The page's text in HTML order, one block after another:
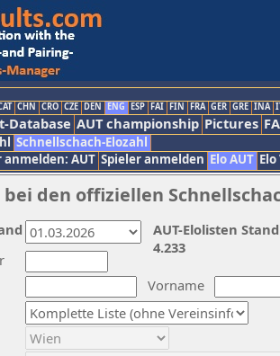
CHN CRO CZE DEN ENG ESP FAI FIN FRA GER GRE INA
Database AUT championship Pictures
Schnellschach-Elozahl
AUT Spieler anmelden Elo AUT
den offiziellen
Vorname
AUT-Elolisten
4.233